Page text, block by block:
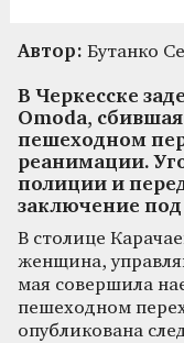
Автор: Бутанко
В Черкесске
Omoda,
пешеходном
реанимации.
полиции и
заключение под
В столице
женщина,
мая совершила
пешеходном
опубликована